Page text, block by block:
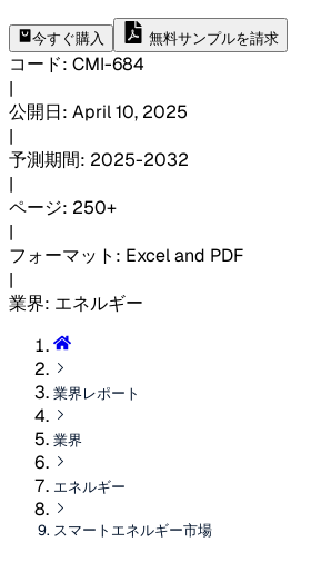
今すぐ購入 無料サンプルを請求
コード: CMI-684
|
公開日: April 10, 2025
|
予測期間: 2025-2032
|
ページ: 250+
|
フォーマット : Excel and PDF
|
業界: エネルギー
業界レポート
業界
エネルギー
スマートエネルギー市場